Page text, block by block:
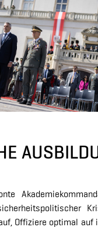
Offiziere optimal